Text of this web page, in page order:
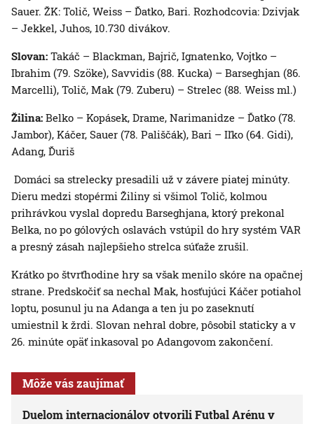
Sauer. ŽK: Tolič, Weiss – Ďatko, Bari. Rozhodcovia: Dzivjak
– Jekkel, Juhos, 10.730 divákov.
Slovan: Takáč – Blackman, Bajrič, Ignatenko, Vojtko –
Ibrahim (79. Szöke), Savvidis (88. Kucka) – Barseghjan (86.
Marcelli), Tolič, Mak (79. Zuberu) – Strelec (88. Weiss ml.)
Žilina: Belko – Kopásek, Drame, Narimanidze – Ďatko (78.
Jambor), Káčer, Sauer (78. Pališčák), Bari – Iľko (64. Gidi),
Adang, Ďuriš
Domáci sa strelecky presadili už v závere piatej minúty.
Dieru medzi stopérmi Žiliny si všimol Tolič, kolmou
prihrávkou vyslal dopredu Barseghjana, ktorý prekonal
Belka, no po gólových oslavách vstúpil do hry systém VAR
a presný zásah najlepšieho strelca súťaže zrušil.
Krátko po štvrťhodine hry sa však menilo skóre na opačnej
strane. Predskočiť sa nechal Mak, hosťujúci Káčer potiahol
loptu, posunul ju na Adanga a ten ju po zaseknutí
umiestnil k žrdi. Slovan nehral dobre, pôsobil staticky a v
26. minúte opäť inkasoval po Adangovom zakončení.
Môže vás zaujímať
Duelom internacionálov otvorili Futbal Arénu v